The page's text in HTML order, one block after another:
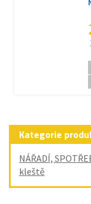
Kategorie
NÁŘADÍ,
kleště